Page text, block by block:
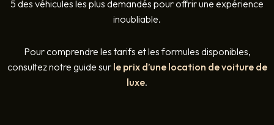
5 des véhicules les plus demandés pour offrir une expérience
inoubliable.
Pour comprendre les tarifs et les formules disponibles,
consultez notre guide sur le prix d’une location de voiture de
luxe.